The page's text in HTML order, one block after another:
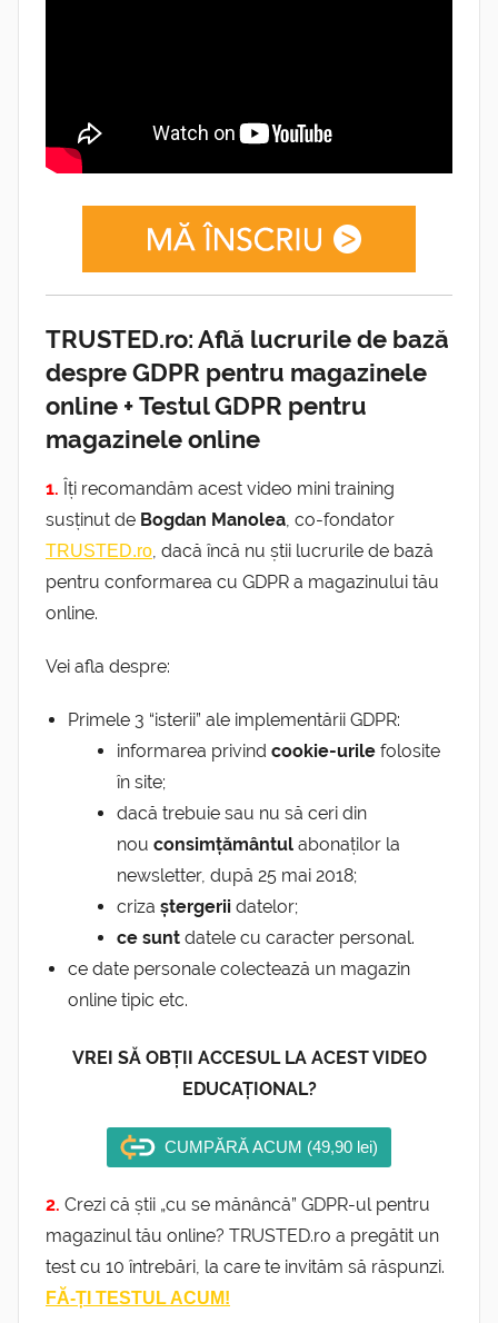
TRUSTED.ro: Află lucrurile de bază
despre GDPR pentru magazinele
online + Testul GDPR pentru
magazinele online
1. Îți recomandăm acest video mini training
susținut de Bogdan Manolea, co-fondator
TRUSTED.ro, dacă încă nu știi lucrurile de bază
pentru conformarea cu GDPR a magazinului tău
online.
Vei afla despre:
Primele 3 “isterii” ale implementării GDPR:
informarea privind cookie-urile folosite
în site;
dacă trebuie sau nu să ceri din
nou consimțământul abonaților la
newsletter, după 25 mai 2018;
criza ștergerii datelor;
ce sunt datele cu caracter personal.
ce date personale colectează un magazin
online tipic etc.
VREI SĂ OBȚII ACCESUL LA ACEST VIDEO
EDUCAȚIONAL?
CUMPĂRĂ ACUM (49,90 lei)
2. Crezi că știi „cu se mănâncă” GDPR-ul pentru
magazinul tău online? TRUSTED.ro a pregătit un
test cu 10 întrebări, la care te invităm să răspunzi.
FĂ-ȚI TESTUL ACUM!